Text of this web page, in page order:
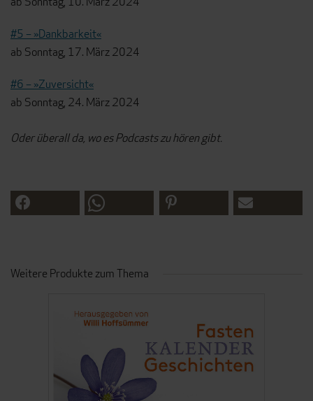
#5 – »Dankbarkeit«
ab Sonntag, 17. März 2024
#6 – »Zuversicht«
ab Sonntag, 24. März 2024
Oder überall da, wo es Podcasts zu hören gibt.
Weitere Produkte zum Thema